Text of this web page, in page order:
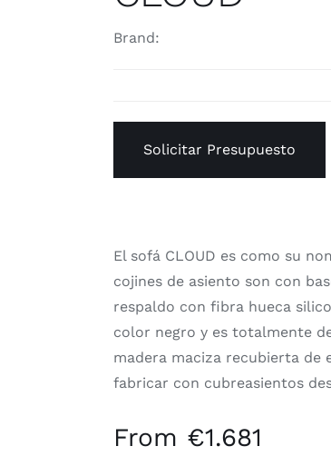
Brand:
Solicitar Presupuesto
El sofá CLOUD es como su
cojines de asiento son con
respaldo con fibra hueca
color negro y es totalmente
madera maciza recubierta de
fabricar con cubreasientos
From €1.681